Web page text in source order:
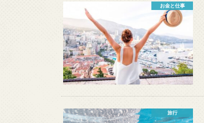
お金と仕事
旅行